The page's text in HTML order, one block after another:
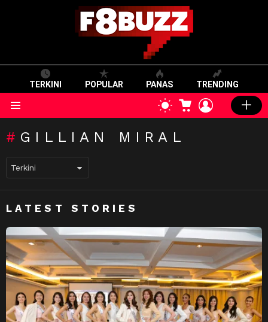
TERKINI POPULAR PANAS TRENDING
SWITCH
SKIN
CART LOGIN
GILLIAN MIRAL
LATEST STORIES